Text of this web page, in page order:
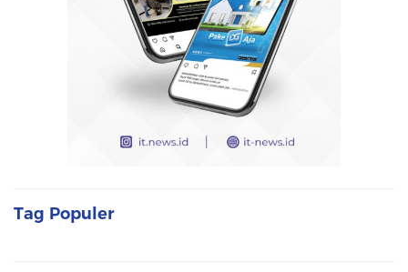
Tag Populer